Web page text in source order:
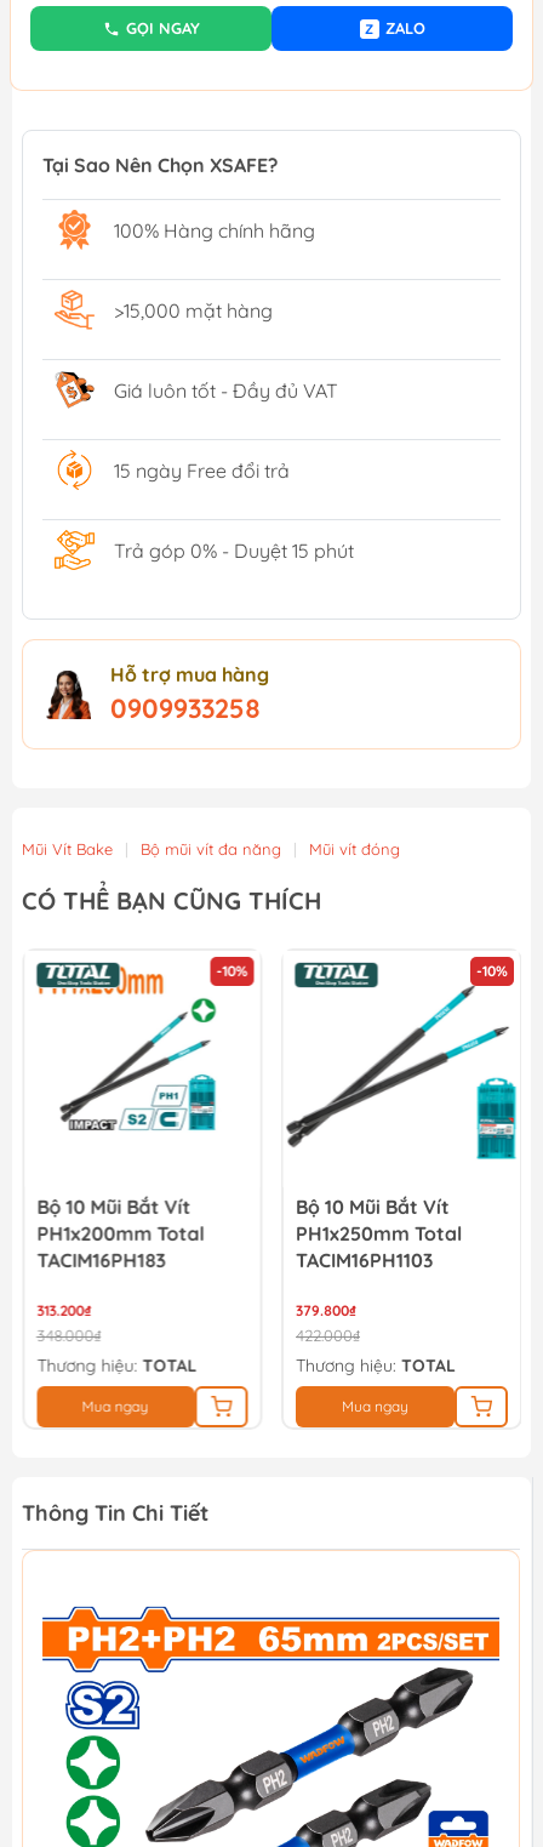
GỌI NGAY Z ZALO
Tại Sao Nên Chọn XSAFE?
100% Hàng chính hãng
>15,000 mặt hàng
Giá luôn tốt - Đầy đủ VAT
15 ngày Free đổi trả
Trả góp 0% - Duyệt 15 phút
Hỗ trợ mua hàng
0909933258
Mũi Vít Bake | Bộ mũi vít đa năng | Mũi vít đóng
CÓ THỂ BẠN CŨNG THÍCH
-10%
Bộ 10 Mũi Bắt Vít
PH1x200mm Total
TACIM16PH183
313.200₫
348.000₫
Thương hiệu: TOTAL
Mua ngay
-10%
Bộ 10 Mũi Bắt Vít
PH1x250mm Total
TACIM16PH1103
379.800₫
422.000₫
Thương hiệu: TOTAL
Mua ngay
Thông Tin Chi Tiết